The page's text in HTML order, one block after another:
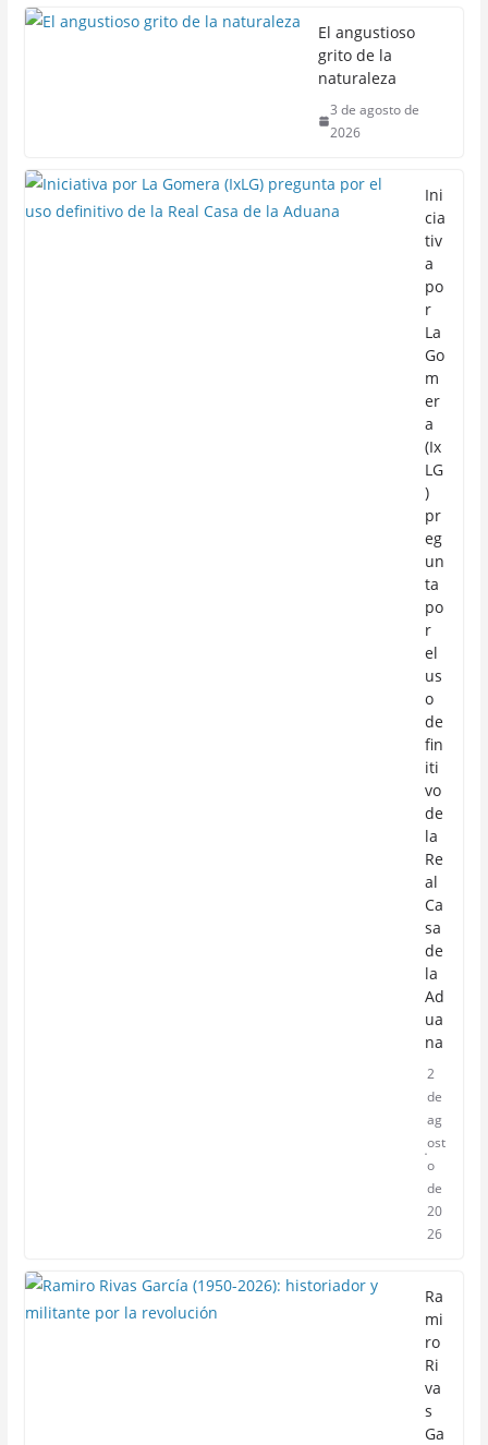
El angustioso
grito de la
naturaleza
3 de agosto de
2026
Ini
cia
tiv
a
po
r
La
Go
m
er
a
(Ix
LG
)
pr
eg
un
ta
po
r
el
us
o
de
fin
iti
vo
de
la
Re
al
Ca
sa
de
la
Ad
ua
na
2
de
ag
ost
o
de
20
26
Ra
mi
ro
Ri
va
s
Ga